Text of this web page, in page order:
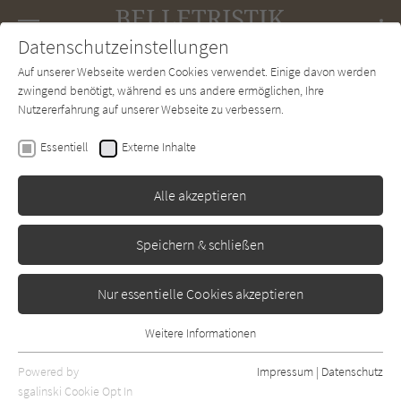
SUCHE Forum Charts Newsletter
Anne Berest
Standard
Alle Kategorien anzeigen
Datenschutzeinstellungen
Auf unserer Webseite werden Cookies verwendet. Einige davon werden
zwingend benötigt, während es uns andere ermöglichen, Ihre
Nutzererfahrung auf unserer Webseite zu verbessern.
Essentiell Externe Inhalte
Alle akzeptieren
Speichern & schließen
Nur essentielle Cookies akzeptieren
Essentielle Cookies werden für grundlegende Funktionen der
Webseite benötigt. Dadurch ist gewährleistet, dass die Webseite
Weitere Informationen
Powered by
sgalinski Cookie Opt In
Impressum | Datenschutz